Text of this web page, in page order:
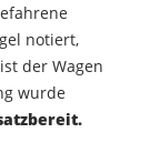
notiert,
der Wagen
wurde